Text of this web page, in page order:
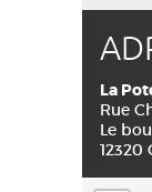
La
Rue
Le
12320